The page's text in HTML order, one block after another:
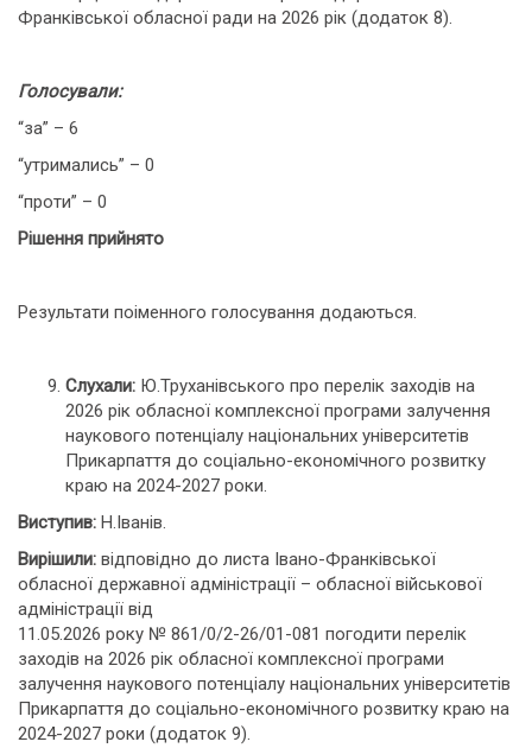
Франківської обласної ради на 2026 рік (додаток 8).
Голосували:
“за” – 6
“утримались” – 0
“проти” – 0
Рішення прийнято
Результати поіменного голосування додаються.
Слухали: Ю.Труханівського про перелік заходів на
2026 рік обласної комплексної програми залучення
наукового потенціалу національних університетів
Прикарпаття до соціально-економічного розвитку
краю на 2024-2027 роки.
Виступив: Н.Іванів.
Вирішили: відповідно до листа Івано-Франківської
обласної державної адміністрації – обласної військової
адміністрації від
11.05.2026 року № 861/0/2-26/01-081 погодити перелік
заходів на 2026 рік обласної комплексної програми
залучення наукового потенціалу національних університетів
Прикарпаття до соціально-економічного розвитку краю на
2024-2027 роки (додаток 9).